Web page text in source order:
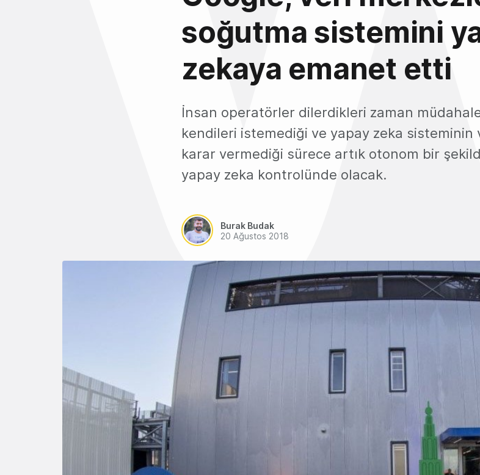
soğutma sistemini
zekaya emanet etti
İnsan operatörler dilerdikleri zaman
kendileri istemediği ve yapay zeka sisteminin
karar vermediği sürece artık otonom bir
yapay zeka kontrolünde olacak.
Burak Budak
20 Ağustos 2018